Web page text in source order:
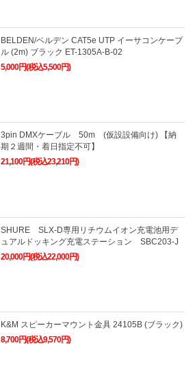
BELDEN/ベルデン CAT5e UTP イーサコンケーブ
ル (2m) ブラック ET-1305A-B-02
5,000円(税込5,500円)
3pin DMXケーブル 50m (仮設設備向け) 【納
期２週間・着日指定不可】
21,100円(税込23,210円)
SHURE SLX-D専用リチウムイオン充電池用デ
ュアルドッキング充電ステーション SBC203-J
20,000円(税込22,000円)
K&M スピーカーマウント金具 24105B (ブラック)
8,700円(税込9,570円)